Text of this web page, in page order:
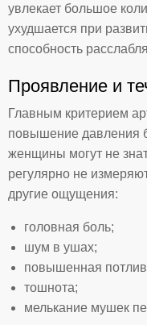
увлекает большое
ухудшается при
способность
Проявление и
Главным критерием
повышение давления
женщины могут не
регулярно не
другие ощущения:
головная боль;
шум в ушах;
повышенная
тошнота;
мелькание мушек